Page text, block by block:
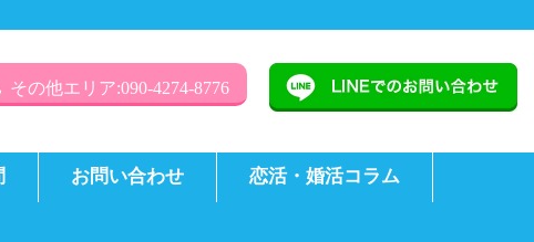
その他エリア:090-4274-8776
お問い合わせ 恋活・婚活コラム